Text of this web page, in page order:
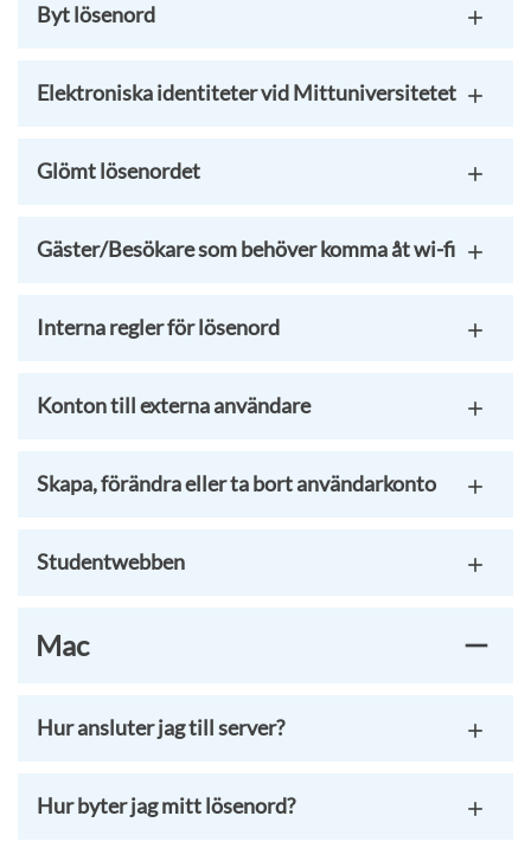
Byt lösenord
Elektroniska identiteter vid Mittuniversitetet
Glömt lösenordet
Gäster/Besökare som behöver komma åt wi-fi
Interna regler för lösenord
Konton till externa användare
Skapa, förändra eller ta bort användarkonto
Studentwebben
Mac
Hur ansluter jag till server?
Hur byter jag mitt lösenord?